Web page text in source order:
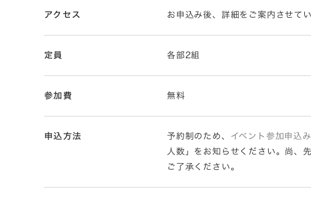
アクセス お申込み後、詳細をご案内させて
定員 各部2組
参加費 無料
申込方法 予約制のため、 イベント参加申込
人数」をお知らせください。尚、
ご了承ください。